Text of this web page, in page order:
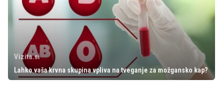
Vizita.si
Lahko vaša krvna skupina vpliva na tveganje za možgansko kap?